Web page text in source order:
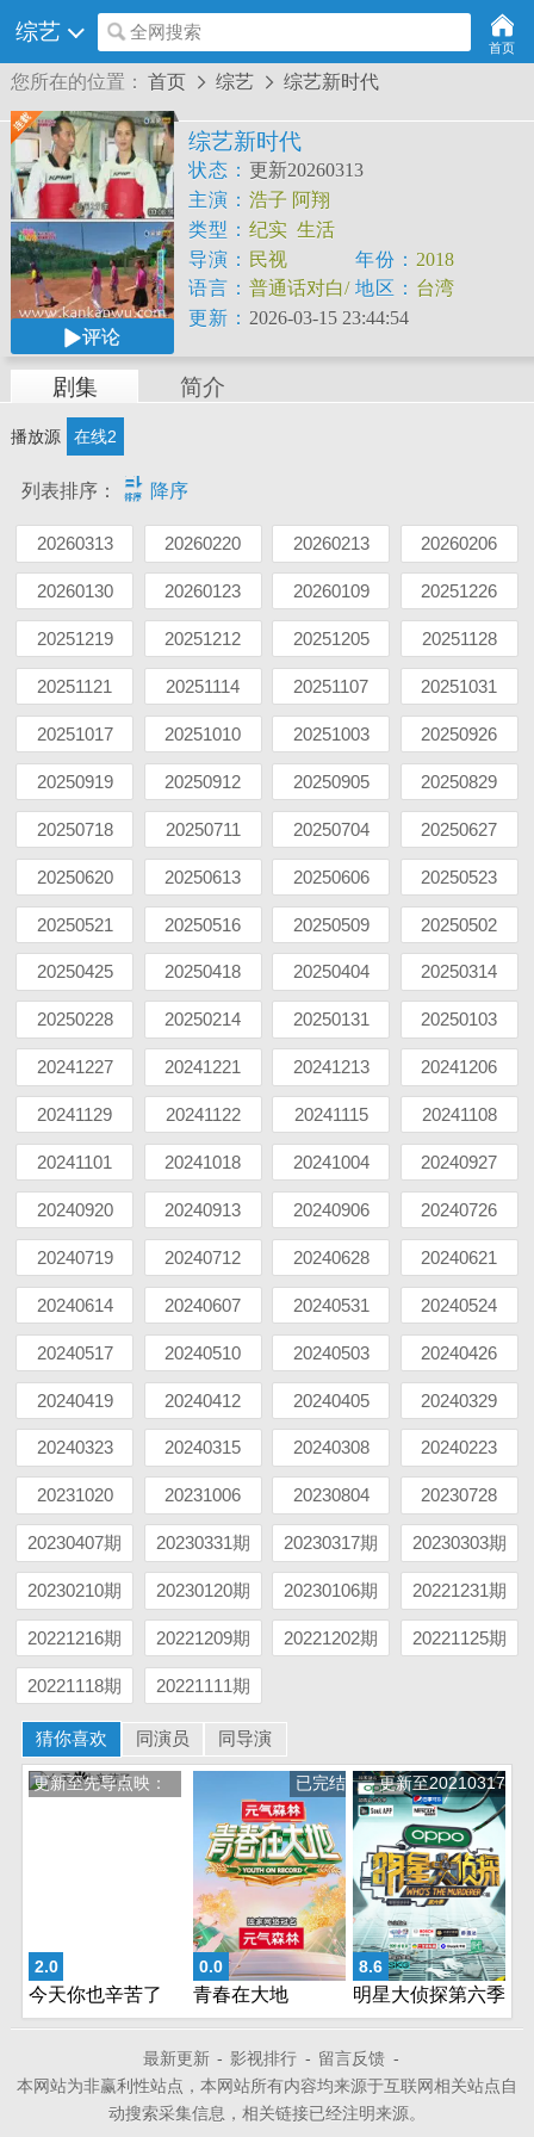
综艺 全网搜索
首页
您所在的位置： 首页  综艺  综艺新时代
评论
综艺新时代
状态： 更新20260313
主演： 浩子 阿翔
类型： 纪实 生活
导演： 民视 年份： 2018
语言： 普通话对白/
中文字幕
地区： 台湾
更新： 2026-03-15 23:44:54
剧集 简介
播放源 在线2
列表排序：  降序
20260313 20260220 20260213 20260206
20260130 20260123 20260109 20251226
20251219 20251212 20251205 20251128
20251121 20251114 20251107 20251031
20251017 20251010 20251003 20250926
20250919 20250912 20250905 20250829
20250718 20250711 20250704 20250627
20250620 20250613 20250606 20250523
20250521 20250516 20250509 20250502
20250425 20250418 20250404 20250314
20250228 20250214 20250131 20250103
20241227 20241221 20241213 20241206
20241129 20241122 20241115 20241108
20241101 20241018 20241004 20240927
20240920 20240913 20240906 20240726
20240719 20240712 20240628 20240621
20240614 20240607 20240531 20240524
20240517 20240510 20240503 20240426
20240419 20240412 20240405 20240329
20240323 20240315 20240308 20240223
20231020 20231006 20230804 20230728
20230407期 20230331期 20230317期 20230303期
20230210期 20230120期 20230106期 20221231期
20221216期 20221209期 20221202期 20221125期
20221118期 20221111期
猜你喜欢 同演员 同导演
2.0
更新至先导点映：
今天你也辛苦了
0.0
已完结
青春在大地
8.6
更新至20210317
明星大侦探第六季
最新更新 - 影视排行 - 留言反馈 -
本网站为非赢利性站点，本网站所有内容均来源于互联网相关站点自
动搜索采集信息，相关链接已经注明来源。